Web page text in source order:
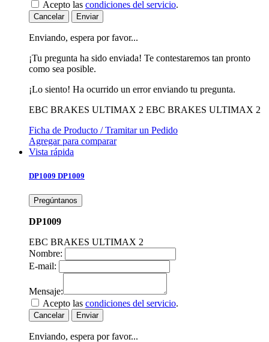
Acepto las condiciones del servicio.
Cancelar Enviar
Enviando, espera por favor...
¡Tu pregunta ha sido enviada! Te contestaremos tan pronto
como sea posible.
¡Lo siento! Ha ocurrido un error enviando tu pregunta.
EBC BRAKES ULTIMAX 2 EBC BRAKES ULTIMAX 2
Ficha de Producto / Tramitar un Pedido
Agregar para comparar
Vista rápida
DP1009 DP1009
Pregúntanos
DP1009
EBC BRAKES ULTIMAX 2
Nombre:
E-mail:
Mensaje:
Acepto las condiciones del servicio.
Cancelar Enviar
Enviando, espera por favor...